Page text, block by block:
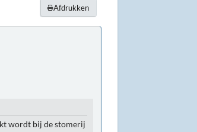
Afdrukken
wordt bij de stomerij